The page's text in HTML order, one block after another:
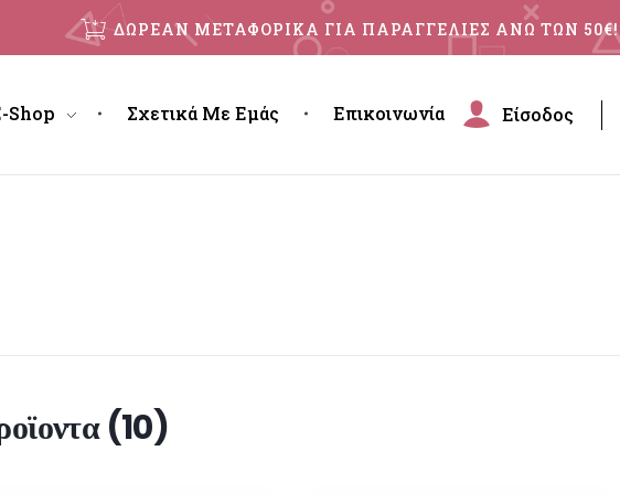
ΔΩΡΕΑΝ ΜΕΤΑΦΟΡΙΚΑ ΓΙΑ ΠΑΡΑΓΓΕΛΙΕΣ ΑΝΩ ΤΩΝ 50€!
Shop Σχετικά Με Εμάς Επικοινωνία Είσοδος
(10)